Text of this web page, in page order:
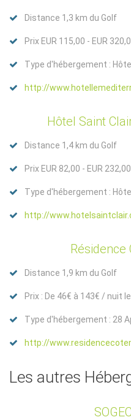
Distance 1,3 km du Golf
Prix EUR 115,00 - EUR
Type d'hébergement :
http://
Hôtel Saint
Distance 1,4 km du Golf
Prix EUR 82,00 - EUR
Type d'hébergement :
http://
Distance 1,9 km du Golf
Prix : De 46€ à 143€ / nuit
Type d'hébergement : 28
http://
Les autres